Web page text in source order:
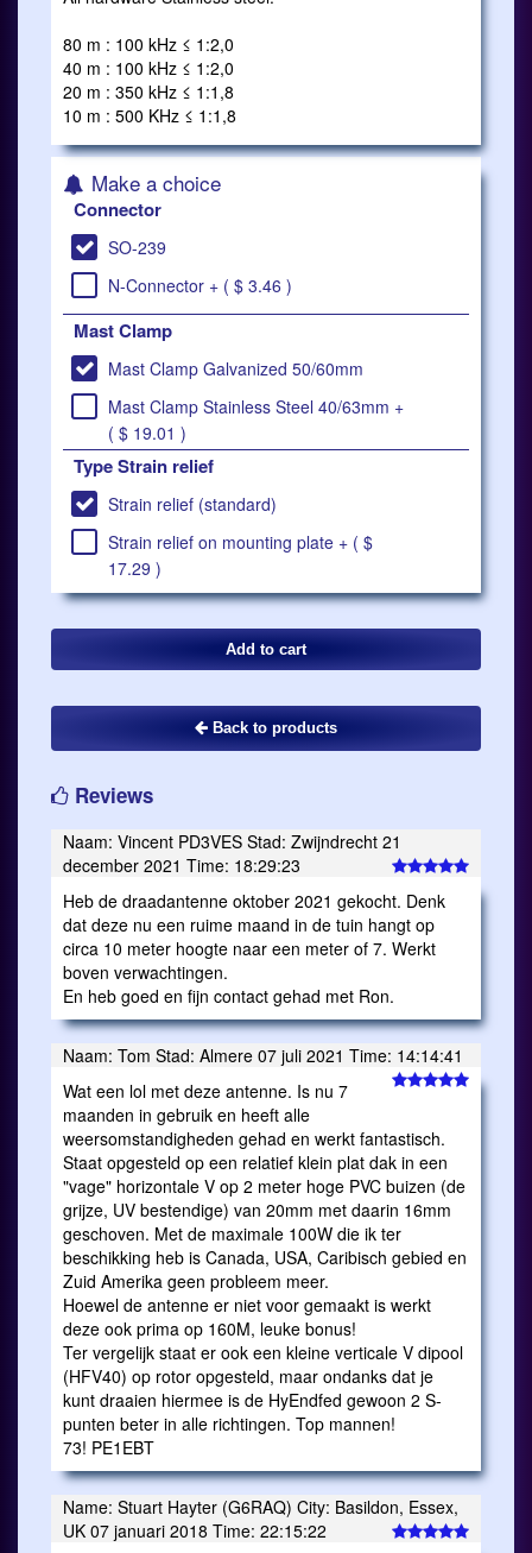
80 m : 100 kHz ≤ 1:2,0
40 m : 100 kHz ≤ 1:2,0
20 m : 350 kHz ≤ 1:1,8
10 m : 500 KHz ≤ 1:1,8
Make a choice
Connector
SO-239
N-Connector + ( $ 3.46 )
Mast Clamp
Mast Clamp Galvanized 50/60mm
Mast Clamp Stainless Steel 40/63mm +
( $ 19.01 )
Type Strain relief
Strain relief (standard)
Strain relief on mounting plate + ( $
17.29 )
Back to products
Reviews
Naam: Vincent PD3VES Stad: Zwijndrecht 21
december 2021 Time: 18:29:23
Heb de draadantenne oktober 2021 gekocht. Denk
dat deze nu een ruime maand in de tuin hangt op
circa 10 meter hoogte naar een meter of 7. Werkt
boven verwachtingen.
En heb goed en fijn contact gehad met Ron.
Naam: Tom Stad: Almere 07 juli 2021 Time: 14:14:41
Wat een lol met deze antenne. Is nu 7
maanden in gebruik en heeft alle
weersomstandigheden gehad en werkt fantastisch.
Staat opgesteld op een relatief klein plat dak in een
"vage" horizontale V op 2 meter hoge PVC buizen (de
grijze, UV bestendige) van 20mm met daarin 16mm
geschoven. Met de maximale 100W die ik ter
beschikking heb is Canada, USA, Caribisch gebied en
Zuid Amerika geen probleem meer.
Hoewel de antenne er niet voor gemaakt is werkt
deze ook prima op 160M, leuke bonus!
Ter vergelijk staat er ook een kleine verticale V dipool
(HFV40) op rotor opgesteld, maar ondanks dat je
kunt draaien hiermee is de HyEndfed gewoon 2 S-
punten beter in alle richtingen. Top mannen!
73! PE1EBT
Name: Stuart Hayter (G6RAQ) City: Basildon, Essex,
UK 07 januari 2018 Time: 22:15:22